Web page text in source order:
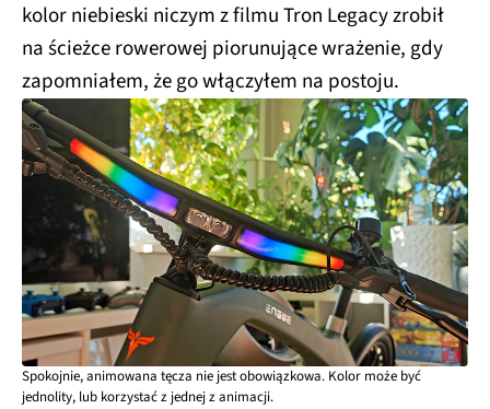
kolor niebieski niczym z filmu Tron Legacy zrobił
na ścieżce rowerowej piorunujące wrażenie, gdy
zapomniałem, że go włączyłem na postoju.
Spokojnie, animowana tęcza nie jest obowiązkowa. Kolor może być
jednolity, lub korzystać z jednej z animacji.